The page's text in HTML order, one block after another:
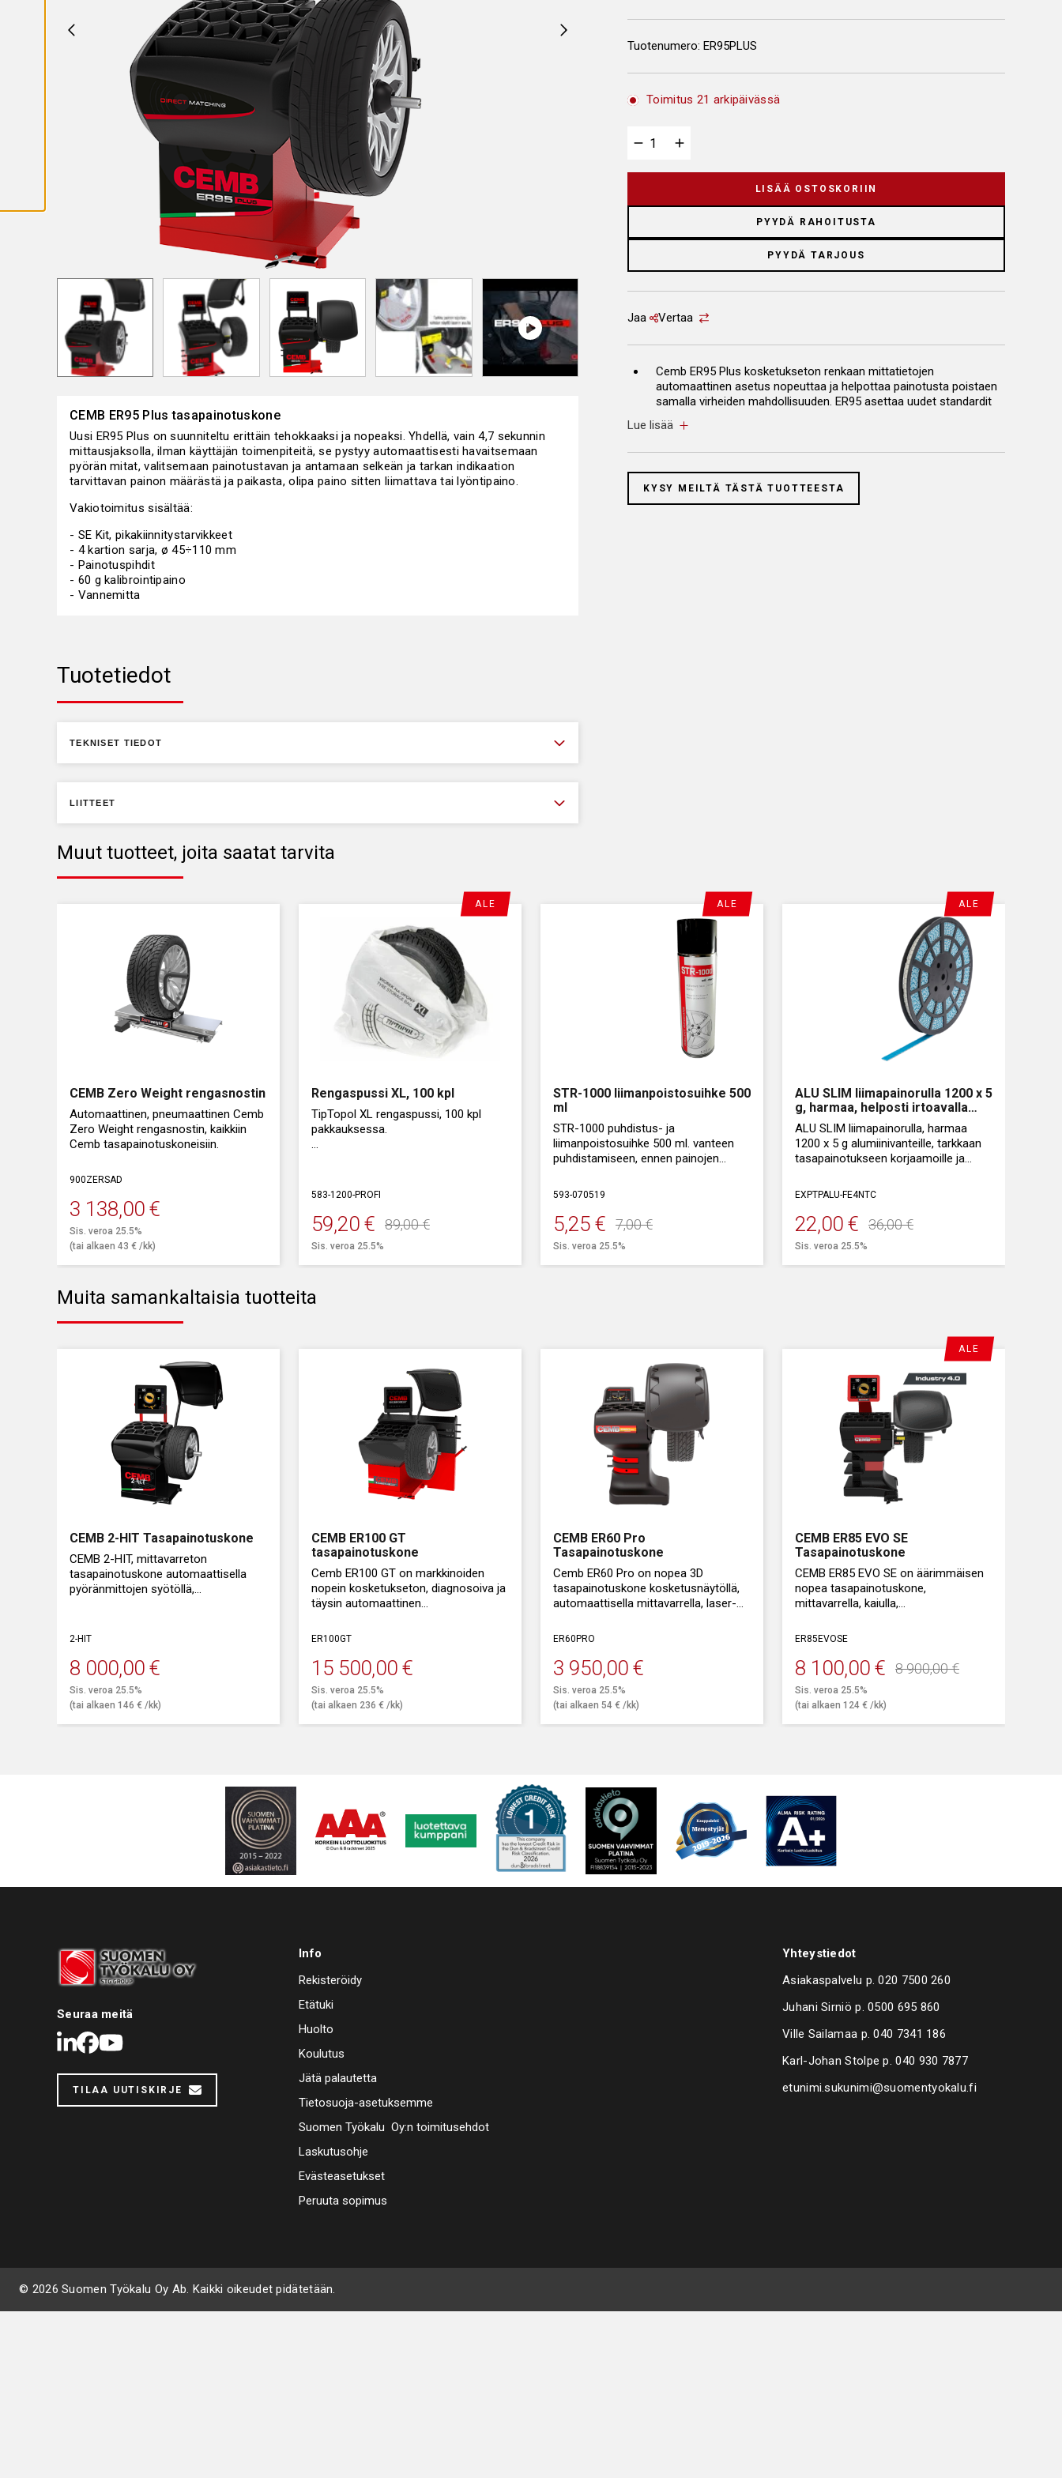
Tuotenumero: ER95PLUS
Toimitus 21 arkipäivässä
LISÄÄ OSTOSKORIIN
PYYDÄ RAHOITUSTA
PYYDÄ TARJOUS
Jaa Vertaa
Cemb ER95 Plus kosketukseton renkaan mittatietojen
automaattinen asetus nopeuttaa ja helpottaa painotusta poistaen
samalla virheiden mahdollisuuden. ER95 asettaa uudet standardit
Side Laserkaksi lasersädettä osoittavat tarkan kello 12 asennon
painojen asettamiseksi. Näiden tarkkojen vertailupisteiden ansiosta
SPLIT, OPT ja ALU painojen jako, optimointi ja Alu-ohjelmat
VDD Virtual Drive Direct
mittausjärjestelmä
WBA - Wheel Best Access
erinomainen työtila vanteen ja
tasapainotuskoneen välissä
Paineilmakiinnitys
Ei tarvetta tarkastuspyöräytykselle
Lisävarusteena:Zero Weight automaattinen rengasnostin
Lue lisää
KYSY MEILTÄ TÄSTÄ TUOTTEESTA
CEMB ER95 Plus tasapainotuskone
Uusi ER95 Plus on suunniteltu erittäin tehokkaaksi ja nopeaksi. Yhdellä, vain 4,7 sekunnin
mittausjaksolla, ilman käyttäjän toimenpiteitä, se pystyy automaattisesti havaitsemaan
pyörän mitat, valitsemaan painotustavan ja antamaan selkeän ja tarkan indikaation
tarvittavan painon määrästä ja paikasta, olipa paino sitten liimattava tai lyöntipaino.
Vakiotoimitus sisältää:
- SE Kit, pikakiinnitystarvikkeet
- 4 kartion sarja, ø 45÷110 mm
- Painotuspihdit
- 60 g kalibrointipaino
- Vannemitta
Tuotetiedot
TEKNISET TIEDOT
LIITTEET
Muut tuotteet, joita saatat tarvita
CEMB Zero Weight rengasnostin
Automaattinen, pneumaattinen Cemb
Zero Weight rengasnostin, kaikkiin
Cemb tasapainotuskoneisiin.
900ZERSAD
3 138,00 €
Sis. veroa 25.5%
(tai alkaen 43 € /kk)
ALE
Rengaspussi XL, 100 kpl
TipTopol XL rengaspussi, 100 kpl
pakkauksessa.
583-1200-PROFI
89,00€
Alkuperäinen
hinta
oli:
59,20 €
Nykyinen
hinta
on:
Sis. veroa 25.5%
ALE
STR-1000 liimanpoistosuihke 500
ml
STR-1000 puhdistus- ja
liimanpoistosuihke 500 ml. vanteen
puhdistamiseen, ennen painojen
593-070519
7,00€
Alkuperäinen
hinta
5,25 €
Nykyinen
hinta
Sis. veroa 25.5%
ALE
ALU SLIM liimapainorulla 1200 x 5
g, harmaa, helposti irtoavalla
liimalla
ALU SLIM liimapainorulla, harmaa
1200 x 5 g alumiinivanteille, tarkkaan
tasapainotukseen korjaamoille ja
helppo puhdistaa.
Sinkitty teräspaino 5 g, 6 kg rullassa.
EXPTPALU-FE4NTC
36,00€
Alkuperäinen
hinta
22,00 €
Nykyinen
hinta
Sis. veroa 25.5%
Muita samankaltaisia tuotteita
CEMB 2-HIT Tasapainotuskone
CEMB 2-HIT, mittavarreton
tasapainotuskone automaattisella
pyöränmittojen syötöllä,
2-HIT
8 000,00 €
Sis. veroa 25.5%
(tai alkaen 146 € /kk)
CEMB ER100 GT
tasapainotuskone
Cemb ER100 GT on markkinoiden
nopein kosketukseton, diagnosoiva ja
täysin automaattinen
korjaamokäyttöön.
ER100GT
15 500,00 €
Sis. veroa 25.5%
(tai alkaen 236 € /kk)
CEMB ER60 Pro
Tasapainotuskone
Cemb ER60 Pro on nopea 3D
tasapainotuskone kosketusnäytöllä,
automaattisella mittavarrella, laser-
leveyden mittauksella.
ER60PRO
3 950,00 €
Sis. veroa 25.5%
(tai alkaen 54 € /kk)
ALE
CEMB ER85 EVO SE
Tasapainotuskone
CEMB ER85 EVO SE on äärimmäisen
nopea tasapainotuskone,
mittavarrella, kaiulla,
kosketusnäytöllä varustettuna.
Sopii kovaan ammattikäyttöön, jossa
käsitellään suuria rengasmääriä.
ER85EVOSE
8 900,00€
Alkuperäinen
hinta
8 100,00 €
Nykyinen
hinta
Sis. veroa 25.5%
(tai alkaen 124 € /kk)
Seuraa meitä
LinkedIn
Facebook
Youtube
TILAA UUTISKIRJE
Info
Rekisteröidy
Etätuki
Huolto
Koulutus
Jätä palautetta
Tietosuoja-asetuksemme
Suomen Työkalu Oy:n toimitusehdot
Laskutusohje
Evästeasetukset
Peruuta sopimus
Yhteystiedot
Asiakaspalvelu p.020 7500 260
Juhani Sirniö p.0500 695 860
Ville Sailamaa p.040 7341 186
Karl-Johan Stolpe p.040 930 7877
etunimi.sukunimi@suomentyokalu.fi
© 2026 Suomen Työkalu Oy Ab. Kaikki oikeudet pidätetään.